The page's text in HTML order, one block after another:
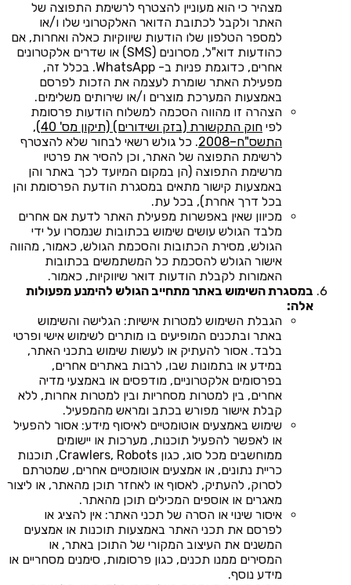
מצהיר כי הוא מעוניין להצטרף לרשימת התפוצה של
האתר ולקבל לכתובת הדואר האלקטרוני שלו ו/או
למספר הטלפון שלו הודעות שיווקיות כאלה ואחרות, אם
כהודעות דוא"ל, מסרונים (SMS) או שדרים אלקטרונים
אחרים, כדוגמת פניות ב- WhatsApp. בכלל זה,
מפעילת האתר שומרת לעצמה את הזכות לפרסם
באמצעות המערכת מוצרים ו/או שירותים משלימים.
הצהרה זו מהווה הסכמה למשלוח הודעות פרסומת
לפי
חוק התקשורת (בזק ושידורים) (תיקון מס' 40),
התשס"ח–2008
. כל גולש רשאי לבחור שלא להצטרף
לרשימת התפוצה של האתר, וכן להסיר את פרטיו
מרשימת התפוצה (הן במקום המיועד לכך באתר והן
באמצעות קישור מתאים במסגרת הודעת הפרסומת והן
בכל דרך אחרת), בכל עת.
מכיוון שאין באפשרות מפעילת האתר לדעת אם אחרים
מלבד הגולש עושים שימוש בכתובות שנמסרו על ידי
הגולש, מסירת הכתובות והסכמת הגולש, כאמור, מהווה
אישור הגולש להסכמת כל המשתמשים בכתובות
האמורות לקבלת הודעות דואר שיווקיות, כאמור.
במסגרת השימוש באתר מתחייב הגולש להימנע מפעולות
אלה:
הגבלת השימוש למטרות אישיות: הגלישה והשימוש
באתר ובתכנים המופיעים בו מותרים לשימוש אישי ופרטי
בלבד. אסור להעתיק או לעשות שימוש בתכני האתר,
במידע או בתמונות שבו, לרבות באתרים אחרים,
בפרסומים אלקטרוניים, מודפסים או באמצעי מדיה
אחרים, בין למטרות מסחריות ובין למטרות אחרות, ללא
קבלת אישור מפורש בכתב ומראש מהמפעיל.
שימוש באמצעים אוטומטיים לאיסוף מידע: אסור להפעיל
או לאפשר להפעיל תוכנות, מערכות או יישומים
ממוחשבים מכל סוג, כגון Crawlers, Robots, תוכנות
כריית נתונים, או אמצעים אוטומטיים אחרים, שמטרתם
לסרוק, להעתיק, לאסוף או לאחזר תוכן מהאתר, או ליצור
מאגרים או אוספים המכילים תוכן מהאתר.
איסור שינוי או הסרה של תכני האתר: אין להציג או
לפרסם את תכני האתר באמצעות תוכנות או אמצעים
המשנים את העיצוב המקורי של התוכן באתר, או
המסירים ממנו תכנים, כגון פרסומות, סימנים מסחריים או
מידע נוסף.